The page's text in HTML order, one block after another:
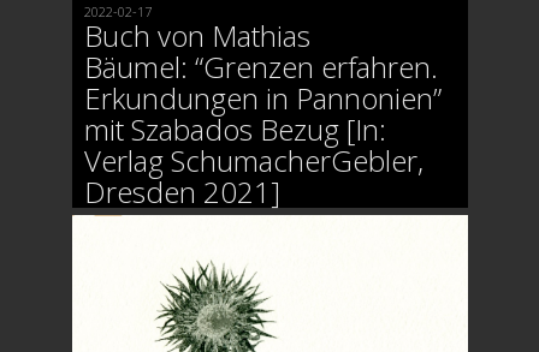
2022-02-17
Buch von Mathias
Bäumel: “Grenzen erfahren.
Erkundungen in Pannonien”
mit Szabados Bezug [In:
Verlag SchumacherGebler,
Dresden 2021]